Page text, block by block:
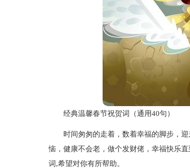
经典温馨春节祝贺词（通用40句）
时间匆匆的走着，数着幸福的脚步，
恼，健康不会老，做个发财佬，幸福快乐
词,希望对你有所帮助。